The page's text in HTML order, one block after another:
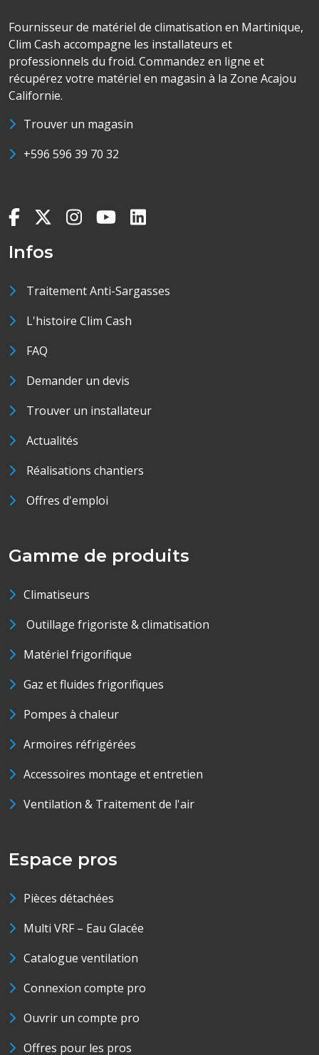
Fournisseur de matériel de climatisation en Martinique,
Clim Cash accompagne les installateurs et
professionnels du froid. Commandez en ligne et
récupérez votre matériel en magasin à la Zone Acajou
Californie.
Trouver un magasin
+596 596 39 70 32
Infos
Traitement Anti-Sargasses
L'histoire Clim Cash
FAQ
Demander un devis
Trouver un installateur
Actualités
Réalisations chantiers
Offres d'emploi
Gamme de produits
Climatiseurs
Outillage frigoriste & climatisation
Matériel frigorifique
Gaz et fluides frigorifiques
Pompes à chaleur
Armoires réfrigérées
Accessoires montage et entretien
Ventilation & Traitement de l'air
Espace pros
Pièces détachées
Multi VRF – Eau Glacée
Catalogue ventilation
Connexion compte pro
Ouvrir un compte pro
Offres pour les pros